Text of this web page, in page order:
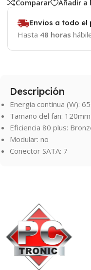
Comparar
Añadir a
Envios a todo el
Hasta 48 horas
Descripción
Energia continua (W):
Tamaño del fan: 120mm
Eficiencia 80 plus:
Modular: no
Conector SATA: 7